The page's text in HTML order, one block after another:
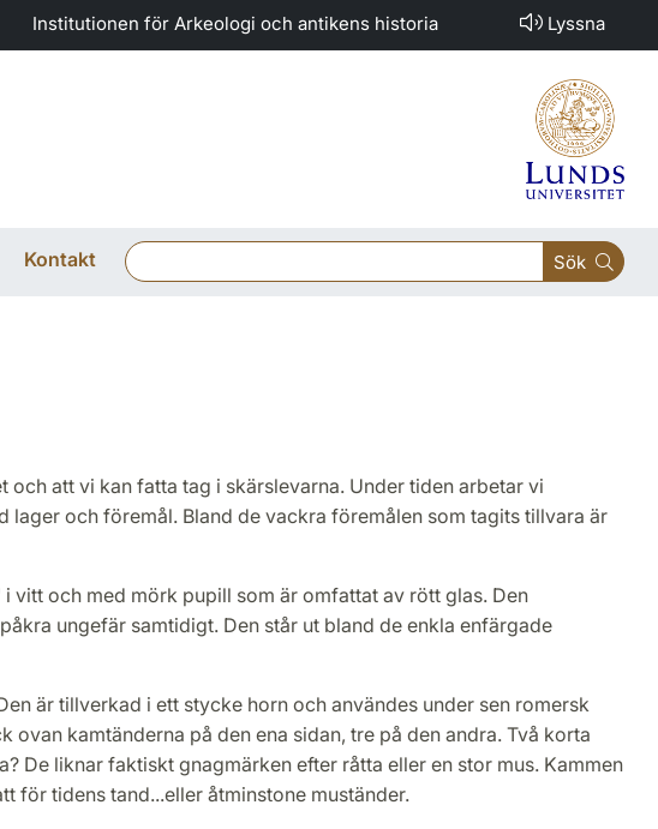
Institutionen för Arkeologi och antikens historia Lyssna
Kontakt Sök
att vi kan fatta tag i skärslevarna. Under tiden arbetar vi
och föremål. Bland de vackra föremålen som tagits tillvara är
och med mörk pupill som är omfattat av rött glas. Den
ungefär samtidigt. Den står ut bland de enkla enfärgade
är tillverkad i ett stycke horn och användes under sen romersk
kamtänderna på den ena sidan, tre på den andra. Två korta
De liknar faktiskt gnagmärken efter råtta eller en stor mus. Kammen
för tidens tand...eller åtminstone muständer.